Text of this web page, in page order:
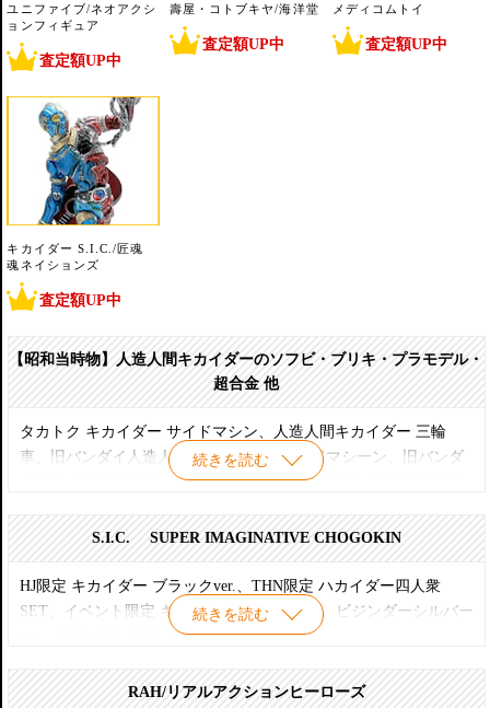
ユニファイブ/ネオアクシ
ョンフィギュア
査定額UP中
壽屋・コトブキヤ/海洋堂
査定額UP中
メディコムトイ
査定額UP中
キカイダー S.I.C./匠魂
魂ネイションズ
査定額UP中
【昭和当時物】人造人間キカイダーのソフビ・ブリキ・プラモデル・
超合金 他
続きを読む
タカトク キカイダー サイドマシン、人造人間キカイダー 三輪
車、旧バンダイ人造人間キカイダー＆サイドマシーン、旧バンダ
イ人造人間キカイダー 01 ダブルマシーン、旧バンダイ メカニカ
ビ、超合金 ポピー 人造人間キカイダー ミニミニ サイドマシー
イダーサイドマシン フリクション、タカトク 人造人間キカイダー
変身ベルト 1/1 、キカイダー ウクレレ など
S.I.C. SUPER IMAGINATIVE CHOGOKIN
続きを読む
HJ限定 キカイダー ブラックver.、THN限定 ハカイダー四人衆
SET、イベント限定 キカイダーシルバーver.、ビジンダーシルバー
ver.、キカイダー00シルバーver.
【アーティストスペシャル】RAH/リアルアクションヒーローズ